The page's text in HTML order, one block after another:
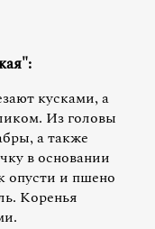
кусками, а
Из головы
а также
в основании
опусти и пшено
Коренья